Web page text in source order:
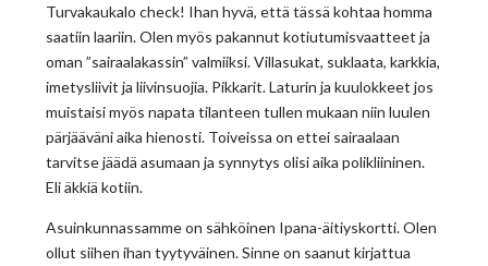
Turvakaukalo check! Ihan hyvä, että tässä kohtaa homma
saatiin laariin. Olen myös pakannut kotiutumisvaatteet ja
oman ”sairaalakassin” valmiiksi. Villasukat, suklaata, karkkia,
imetysliivit ja liivinsuojia. Pikkarit. Laturin ja kuulokkeet jos
muistaisi myös napata tilanteen tullen mukaan niin luulen
pärjääväni aika hienosti. Toiveissa on ettei sairaalaan
tarvitse jäädä asumaan ja synnytys olisi aika polikliininen.
Eli äkkiä kotiin.
Asuinkunnassamme on sähköinen Ipana-äitiyskortti. Olen
ollut siihen ihan tyytyväinen. Sinne on saanut kirjattua